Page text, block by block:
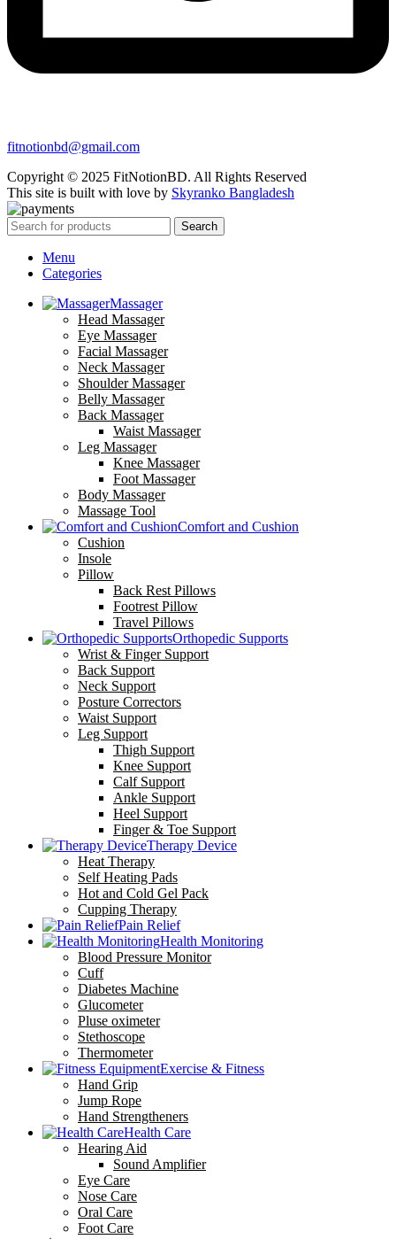
fitnotionbd@gmail.com
Copyright © 2025 FitNotionBD. All Rights Reserved
This site is built with love by Skyranko Bangladesh
Search
Menu
Categories
Massager
Head Massager
Eye Massager
Facial Massager
Neck Massager
Shoulder Massager
Belly Massager
Back Massager
Waist Massager
Leg Massager
Knee Massager
Foot Massager
Body Massager
Massage Tool
Comfort and Cushion
Cushion
Insole
Pillow
Back Rest Pillows
Footrest Pillow
Travel Pillows
Orthopedic Supports
Wrist & Finger Support
Back Support
Neck Support
Posture Correctors
Waist Support
Leg Support
Thigh Support
Knee Support
Calf Support
Ankle Support
Heel Support
Finger & Toe Support
Therapy Device
Heat Therapy
Self Heating Pads
Hot and Cold Gel Pack
Cupping Therapy
Pain Relief
Health Monitoring
Blood Pressure Monitor
Cuff
Diabetes Machine
Glucometer
Pluse oximeter
Stethoscope
Thermometer
Exercise & Fitness
Hand Grip
Jump Rope
Hand Strengtheners
Health Care
Hearing Aid
Sound Amplifier
Eye Care
Nose Care
Oral Care
Foot Care